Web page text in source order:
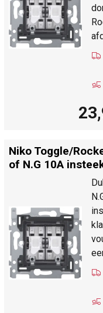
Niko Toggle/
of N.G 10A